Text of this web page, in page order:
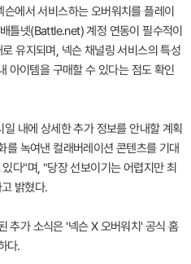
에서 서비스하는 오버워치를 플레이
틀넷(Battle.net) 계정 연동이 필수적이
유지되며, 넥슨 채널링 서비스의 특성
아이템을 구매할 수 있다는 점도 확인
내에 상세한 추가 정보를 안내할 계획
를 녹여낸 컬래버레이션 콘텐츠를 기대
다"며, "당장 선보이기는 어렵지만 최
밝혔다.
추가 소식은 '넥슨 X 오버워치' 공식 홈
다.